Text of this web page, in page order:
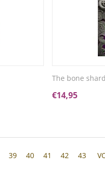
The bone
€14,95
39 40 41 42 43